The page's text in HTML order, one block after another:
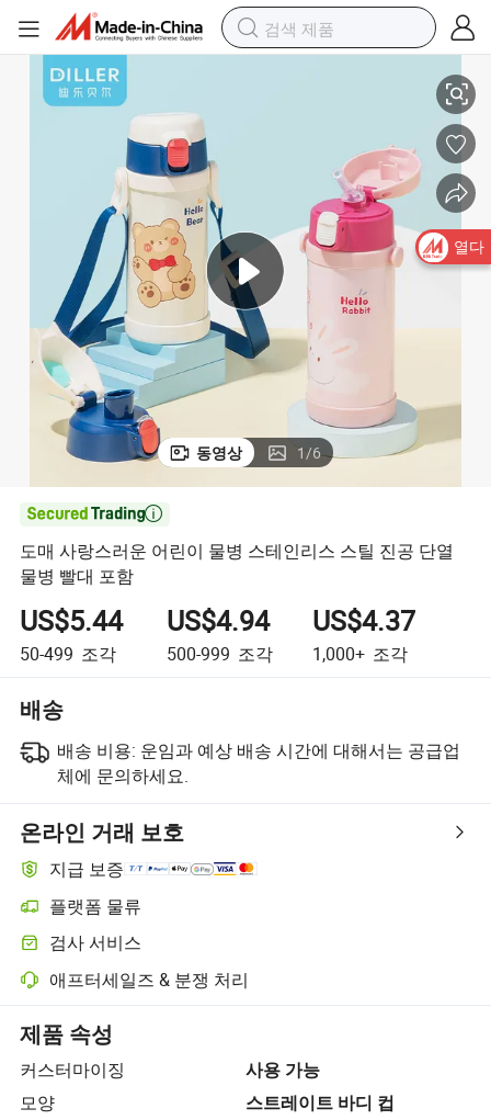
도매 사랑스러운 어린이 물병 스테인리스 스틸 진공 단열 물병 빨대 포함
동영상 1/6

도매 사랑스러운 어린이 물병 스테인리스 스틸 진공 단열
물병 빨대 포함
US$5.44
50-499 조각
US$4.94
500-999 조각
US$4.37
1,000+ 조각
배송
배송 비용: 운임과 예상 배송 시간에 대해서는 공급업
체에 문의하세요.
온라인 거래 보호
지급 보증
플랫폼 물류
플랫폼 지원 물류를 통한 더 명확한 배송 추적
검사 서비스
선택적 선적 전 검사로 품질 및 수량 확인
애프터세일즈 & 분쟁 처리
플랫폼 지원 분쟁 해결, 해당되는 경우 환불 또는 반품 포함.
제품 속성
커스터마이징
사용 가능
모양
스트레이트 바디 컵
열다